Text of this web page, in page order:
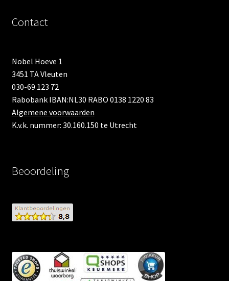
Contact
Nobel Hoeve 1
3451 TA Vleuten
030-69 123 72
Rabobank IBAN:NL30 RABO 0138 1220 83
Algemene voorwaarden
K.v.k. nummer: 30.160.150 te Utrecht
Beoordeling